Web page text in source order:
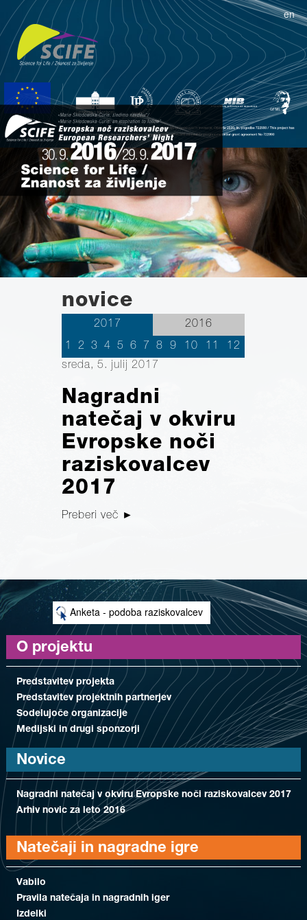
en
novice
2017
2016
1
2 3 4 5 6 7 8 9 10 11
12
sreda, 5. julij 2017
Nagradni
natečaj v okviru
Evropske noči
raziskovalcev
2017
Preberi več ►
Anketa - podoba raziskovalcev
O projektu
Predstavitev projekta
Predstavitev projektnih partnerjev
Sodelujoče organizacije
Medijski in drugi sponzorji
Novice
Nagradni natečaj v okviru Evropske noči raziskovalcev 2017
Arhiv novic za leto 2016
Natečaji in nagradne igre
Vabilo
Pravila natečaja in nagradnih iger
Izdelki